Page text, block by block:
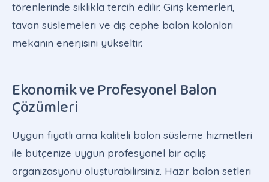
törenlerinde sıklıkla tercih edilir. Giriş kemerleri,
tavan süslemeleri ve dış cephe balon kolonları
mekanın enerjisini yükseltir.
Ekonomik ve Profesyonel Balon
Çözümleri
Uygun fiyatlı ama kaliteli balon süsleme hizmetleri
ile bütçenize uygun profesyonel bir açılış
organizasyonu oluşturabilirsiniz. Hazır balon setleri